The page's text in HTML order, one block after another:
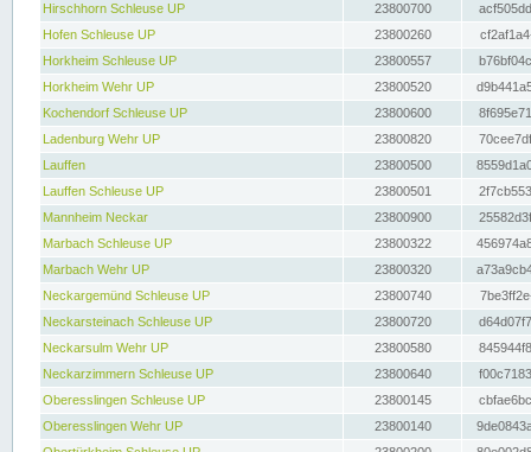
Hirschhorn Schleuse UP
23800700
Hofen Schleuse UP
23800260
Horkheim Schleuse UP
23800557
Horkheim Wehr UP
23800520
Kochendorf Schleuse UP
23800600
Ladenburg Wehr UP
23800820
Lauffen
23800500
Lauffen Schleuse UP
23800501
Mannheim Neckar
23800900
Marbach Schleuse UP
23800322
Marbach Wehr UP
23800320
Neckargemünd Schleuse UP
23800740
Neckarsteinach Schleuse UP
23800720
Neckarsulm Wehr UP
23800580
Neckarzimmern Schleuse UP
23800640
Oberesslingen Schleuse UP
23800145
Oberesslingen Wehr UP
23800140